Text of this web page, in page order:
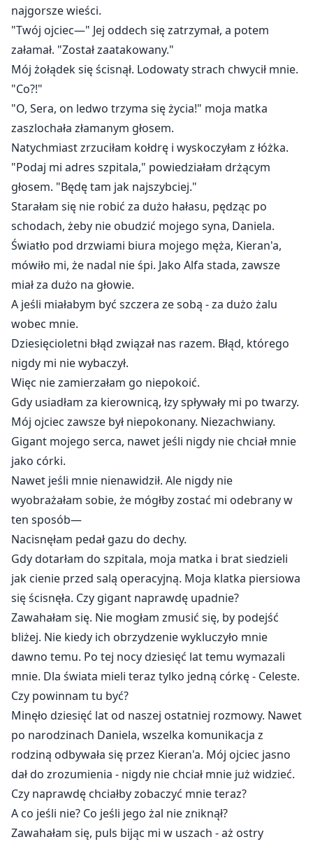
Gorąca dłoń przesunęła się po moim udzie. "Nikt inny
cię nigdy nie dotknie."
"Miałeś dziesięć lat, żeby mnie zdobyć, Alfo."
Odsłoniłam zęby w uśmiechu. "Zabawne, że pamiętasz,
że jestem twoja... kiedy odchodzę."
najgorsze wieści.
"Twój ojciec—" Jej oddech się zatrzymał, a potem
załamał. "Został zaatakowany."
Mój żołądek się ścisnął. Lodowaty strach chwycił mnie.
"Co?!"
"O, Sera, on ledwo trzyma się życia!" moja matka
zaszlochała złamanym głosem.
Natychmiast zrzuciłam kołdrę i wyskoczyłam z łóżka.
"Podaj mi adres szpitala," powiedziałam drżącym
głosem. "Będę tam jak najszybciej."
Starałam się nie robić za dużo hałasu, pędząc po
schodach, żeby nie obudzić mojego syna, Daniela.
Światło pod drzwiami biura mojego męża, Kieran'a,
mówiło mi, że nadal nie śpi. Jako Alfa stada, zawsze
miał za dużo na głowie.
A jeśli miałabym być szczera ze sobą - za dużo żalu
wobec mnie.
Dziesięcioletni błąd związał nas razem. Błąd, którego
nigdy mi nie wybaczył.
Więc nie zamierzałam go niepokoić.
Gdy usiadłam za kierownicą, łzy spływały mi po twarzy.
Mój ojciec zawsze był niepokonany. Niezachwiany.
Gigant mojego serca, nawet jeśli nigdy nie chciał mnie
jako córki.
Nawet jeśli mnie nienawidził. Ale nigdy nie
wyobrażałam sobie, że mógłby zostać mi odebrany w
ten sposób—
Nacisnęłam pedał gazu do dechy.
Gdy dotarłam do szpitala, moja matka i brat siedzieli
jak cienie przed salą operacyjną. Moja klatka piersiowa
się ścisnęła. Czy gigant naprawdę upadnie?
Zawahałam się. Nie mogłam zmusić się, by podejść
bliżej. Nie kiedy ich obrzydzenie wykluczyło mnie
dawno temu. Po tej nocy dziesięć lat temu wymazali
mnie. Dla świata mieli teraz tylko jedną córkę - Celeste.
Czy powinnam tu być?
Minęło dziesięć lat od naszej ostatniej rozmowy. Nawet
po narodzinach Daniela, wszelka komunikacja z
rodziną odbywała się przez Kieran'a. Mój ojciec jasno
dał do zrozumienia - nigdy nie chciał mnie już widzieć.
Czy naprawdę chciałby zobaczyć mnie teraz?
A co jeśli nie? Co jeśli jego żal nie zniknął?
Zawahałam się, puls bijąc mi w uszach - aż ostry